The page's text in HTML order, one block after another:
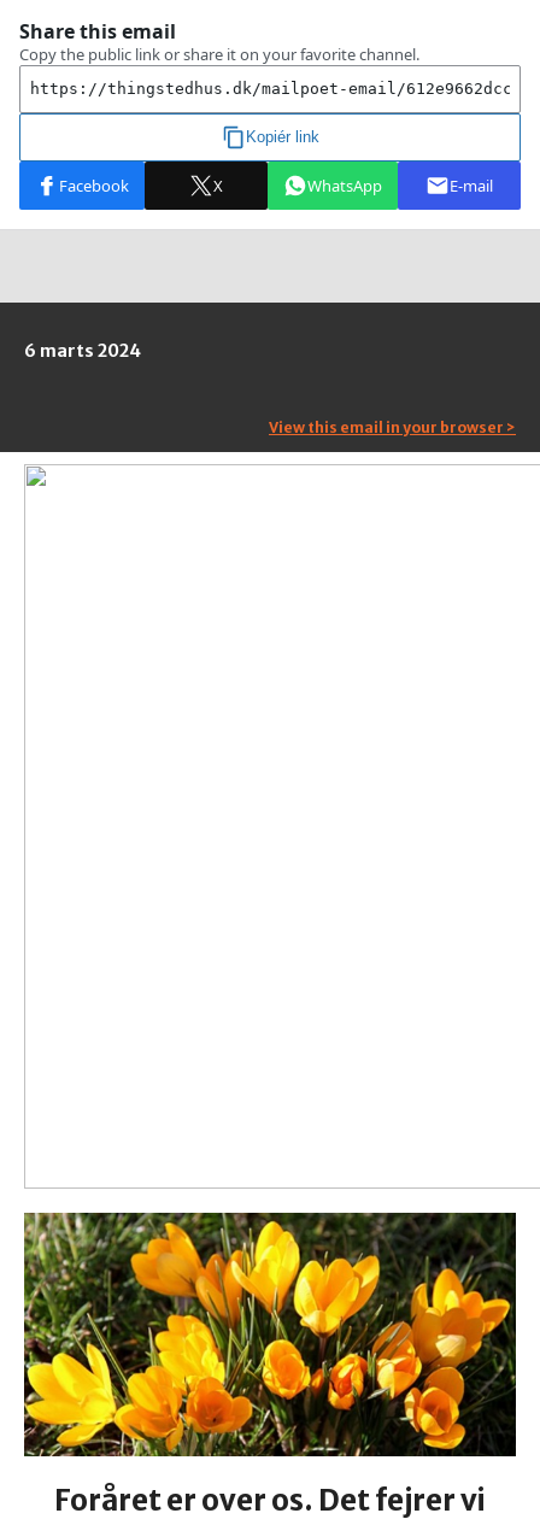
6 marts 2024
View this email in your browser >
Foråret er over os. Det fejrer vi